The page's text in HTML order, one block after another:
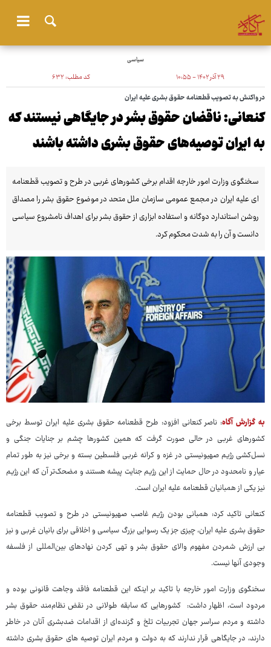
سیاسی
۲۹ آذر ۱۴۰۲ - ۱۰:۵۵ کد مطلب:۶۳۲
در واکنش به تصویب قطعنامه حقوق بشری علیه ایران
کنعانی: ناقضان حقوق بشر در جایگاهی نیستند که
به ایران توصیه‌های حقوق بشری داشته باشند
سخنگوی وزارت امور خارجه اقدام برخی کشورهای غربی در طرح و تصویب قطعنامه
ای علیه ایران در مجمع عمومی سازمان ملل متحد در موضوع حقوق بشر را مصداق
روشن استاندارد دوگانه و استفاده ابزاری از حقوق بشر برای اهداف نامشروع سیاسی
دانست و آن را به شدت محکوم کرد.
به گزارش آگاه: ناصر کنعانی افزود: طرح قطعنامه حقوق بشری علیه ایران توسط برخی
کشورهای غربی در حالی صورت گرفت که همین کشورها چشم بر جنایات جنگی و
نسل‌کشی رژیم صهیونیستی در غزه و کرانه غربی فلسطین بسته و برخی نیز به طور تمام
عیار و نامحدود در حال حمایت از این رژیم جنایت پیشه هستند و مضحک‌تر آن که این رژیم
نیز یکی از همبانیان قطعنامه علیه ایران است.
کنعانی تاکید کرد: همبانی بودن رژیم غاصب صهیونیستی در طرح و تصویب قطعنامه
حقوق بشری علیه ایران، چیزی جز یک رسوایی بزرگ سیاسی و اخلاقی برای بانیان غربی و نیز
بی ارزش شمردن مفهوم والای حقوق بشر و تهی کردن نهادهای بین‌المللی از فلسفه
وجودی آنها نیست.
سخنگوی وزارت امور خارجه با تاکید بر اینکه این قطعنامه فاقد وجاهت قانونی بوده و
مردود است، اظهار داشت: کشورهایی که سابقه طولانی در نقض نظام‌مند حقوق بشر
داشته و مردم سراسر جهان تجربیات تلخ و گزنده‌ای از اقدامات ضدبشری آنان در خاطر
دارند، در جایگاهی قرار ندارند که به دولت و مردم ایران توصیه های حقوق بشری داشته